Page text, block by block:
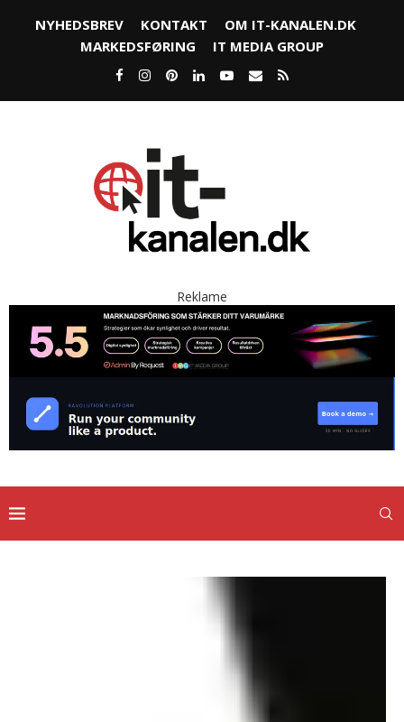
NYHEDSBREV KONTAKT
OM IT-KANALEN.DK
MARKEDSFØRING
IT MEDIA GROUP
Reklame